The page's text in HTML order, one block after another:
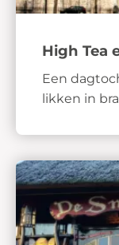
High Tea
Een
likken in